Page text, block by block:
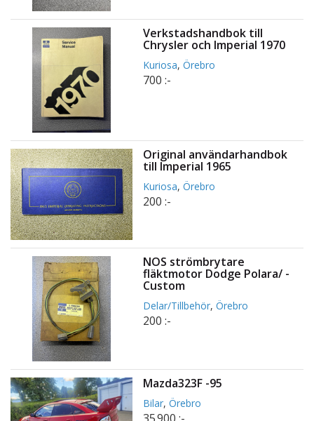
Verkstadshandbok till
Chrysler och Imperial 1970
Kuriosa,Örebro
700 :-
Original användarhandbok
till Imperial 1965
Kuriosa,Örebro
200 :-
NOS strömbrytare
fläktmotor Dodge Polara/ -
Custom
Delar/Tillbehör,Örebro
200 :-
Mazda323F -95
Bilar,Örebro